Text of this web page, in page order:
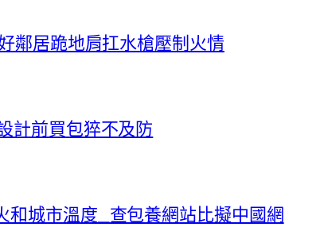
鄰居跪地肩扛水槍壓制火情
計前買包猝不及防
和城市溫度_查包養網站比擬中國網